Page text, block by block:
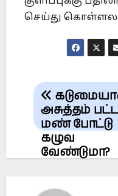
செய்து
Post
அசுத்தம்
மண் போட்டு
கழுவ
வேண்டுமா?